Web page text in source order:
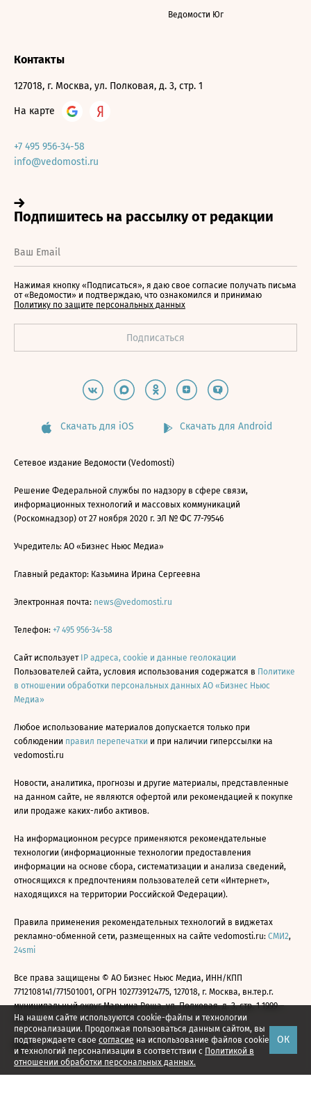
На нашем сайте используются cookie-файлы и технологии
персонализации. Продолжая пользоваться данным сайтом, вы
подтверждаете свое согласие на использование файлов cookie
и технологий персонализации в соответствии с Политикой в
отношении обработки персональных данных.
ОК
Ведомости Юг
Контакты
127018, г. Москва, ул. Полковая, д. 3, стр. 1
На карте
+7 495 956-34-58
info@vedomosti.ru
Нажимая кнопку «Подписаться», я даю свое согласие получать письма
от «Ведомости» и подтверждаю, что ознакомился и принимаю
Политику по защите персональных данных
Скачать для iOS Скачать для Android
Сетевое издание Ведомости (Vedomosti)
Решение Федеральной службы по надзору в сфере связи,
информационных технологий и массовых коммуникаций
(Роскомнадзор) от 27 ноября 2020 г. ЭЛ № ФС 77-79546
Учредитель: АО «Бизнес Ньюс Медиа»
Главный редактор: Казьмина Ирина Сергеевна
Электронная почта: news@vedomosti.ru
Телефон: +7 495 956-34-58
Сайт использует IP адреса, cookie и данные геолокации
Пользователей сайта, условия использования содержатся в Политике
в отношении обработки персональных данных АО «Бизнес Ньюс
Медиа»
Любое использование материалов допускается только при
соблюдении правил перепечатки и при наличии гиперссылки на
vedomosti.ru
Новости, аналитика, прогнозы и другие материалы, представленные
на данном сайте, не являются офертой или рекомендацией к покупке
или продаже каких-либо активов.
На информационном ресурсе применяются рекомендательные
технологии (информационные технологии предоставления
информации на основе сбора, систематизации и анализа сведений,
относящихся к предпочтениям пользователей сети «Интернет»,
находящихся на территории Российской Федерации).
Правила применения рекомендательных технологий в виджетах
рекламно-обменной сети, размещенных на сайте vedomosti.ru: СМИ2,
24smi
Все права защищены © АО Бизнес Ньюс Медиа, ИНН/КПП
7712108141/771501001, ОГРН 1027739124775, 127018, г. Москва, вн.тер.г.
муниципальный округ Марьина Роща, ул. Полковая, д. 3, стр. 1 1999—
2026